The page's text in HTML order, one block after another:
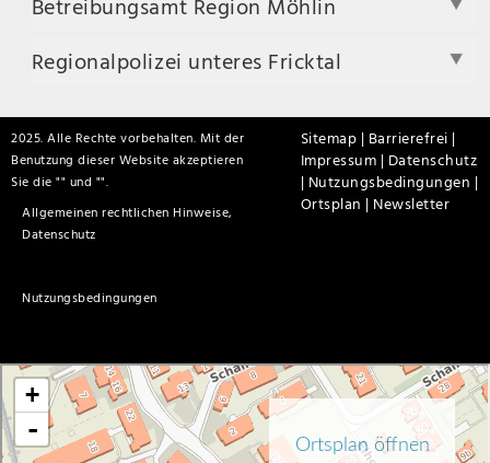
Regionalpolizei unteres Fricktal
2025. Alle Rechte vorbehalten. Mit der
Benutzung dieser Website akzeptieren
Sie die "
Allgemeinen rechtlichen Hinweise,
Datenschutz
" und "
Nutzungsbedingungen
".
Sitemap | Barrierefrei |
Impressum | Datenschutz
| Nutzungsbedingungen |
Ortsplan | Newsletter